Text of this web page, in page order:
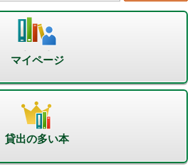
マイページ
貸出の多い本